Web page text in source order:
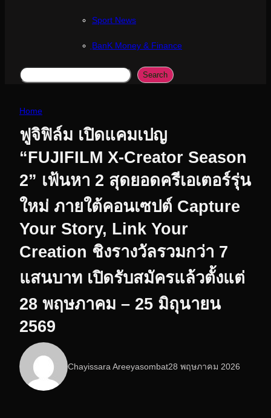
Sport News
ฺBanK Money & Finance
Search Search
Home
ฟูจิฟิล์ม เปิดแคมเปญ
“FUJIFILM X-Creator Season
2” เฟ้นหา 2 สุดยอดครีเอเตอร์รุ่น
ใหม่ ภายใต้คอนเซปต์ Capture
Your Story, Link Your
Creation ชิงรางวัลรวมกว่า 7
แสนบาท เปิดรับสมัครแล้วตั้งแต่
28 พฤษภาคม – 25 มิถุนายน
2569
Chayissara Areeyasombat28 พฤษภาคม 2026